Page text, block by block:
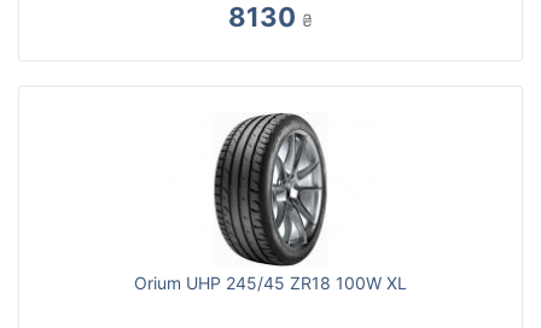
8130 ₴
Orium UHP 245/45 ZR18 100W XL